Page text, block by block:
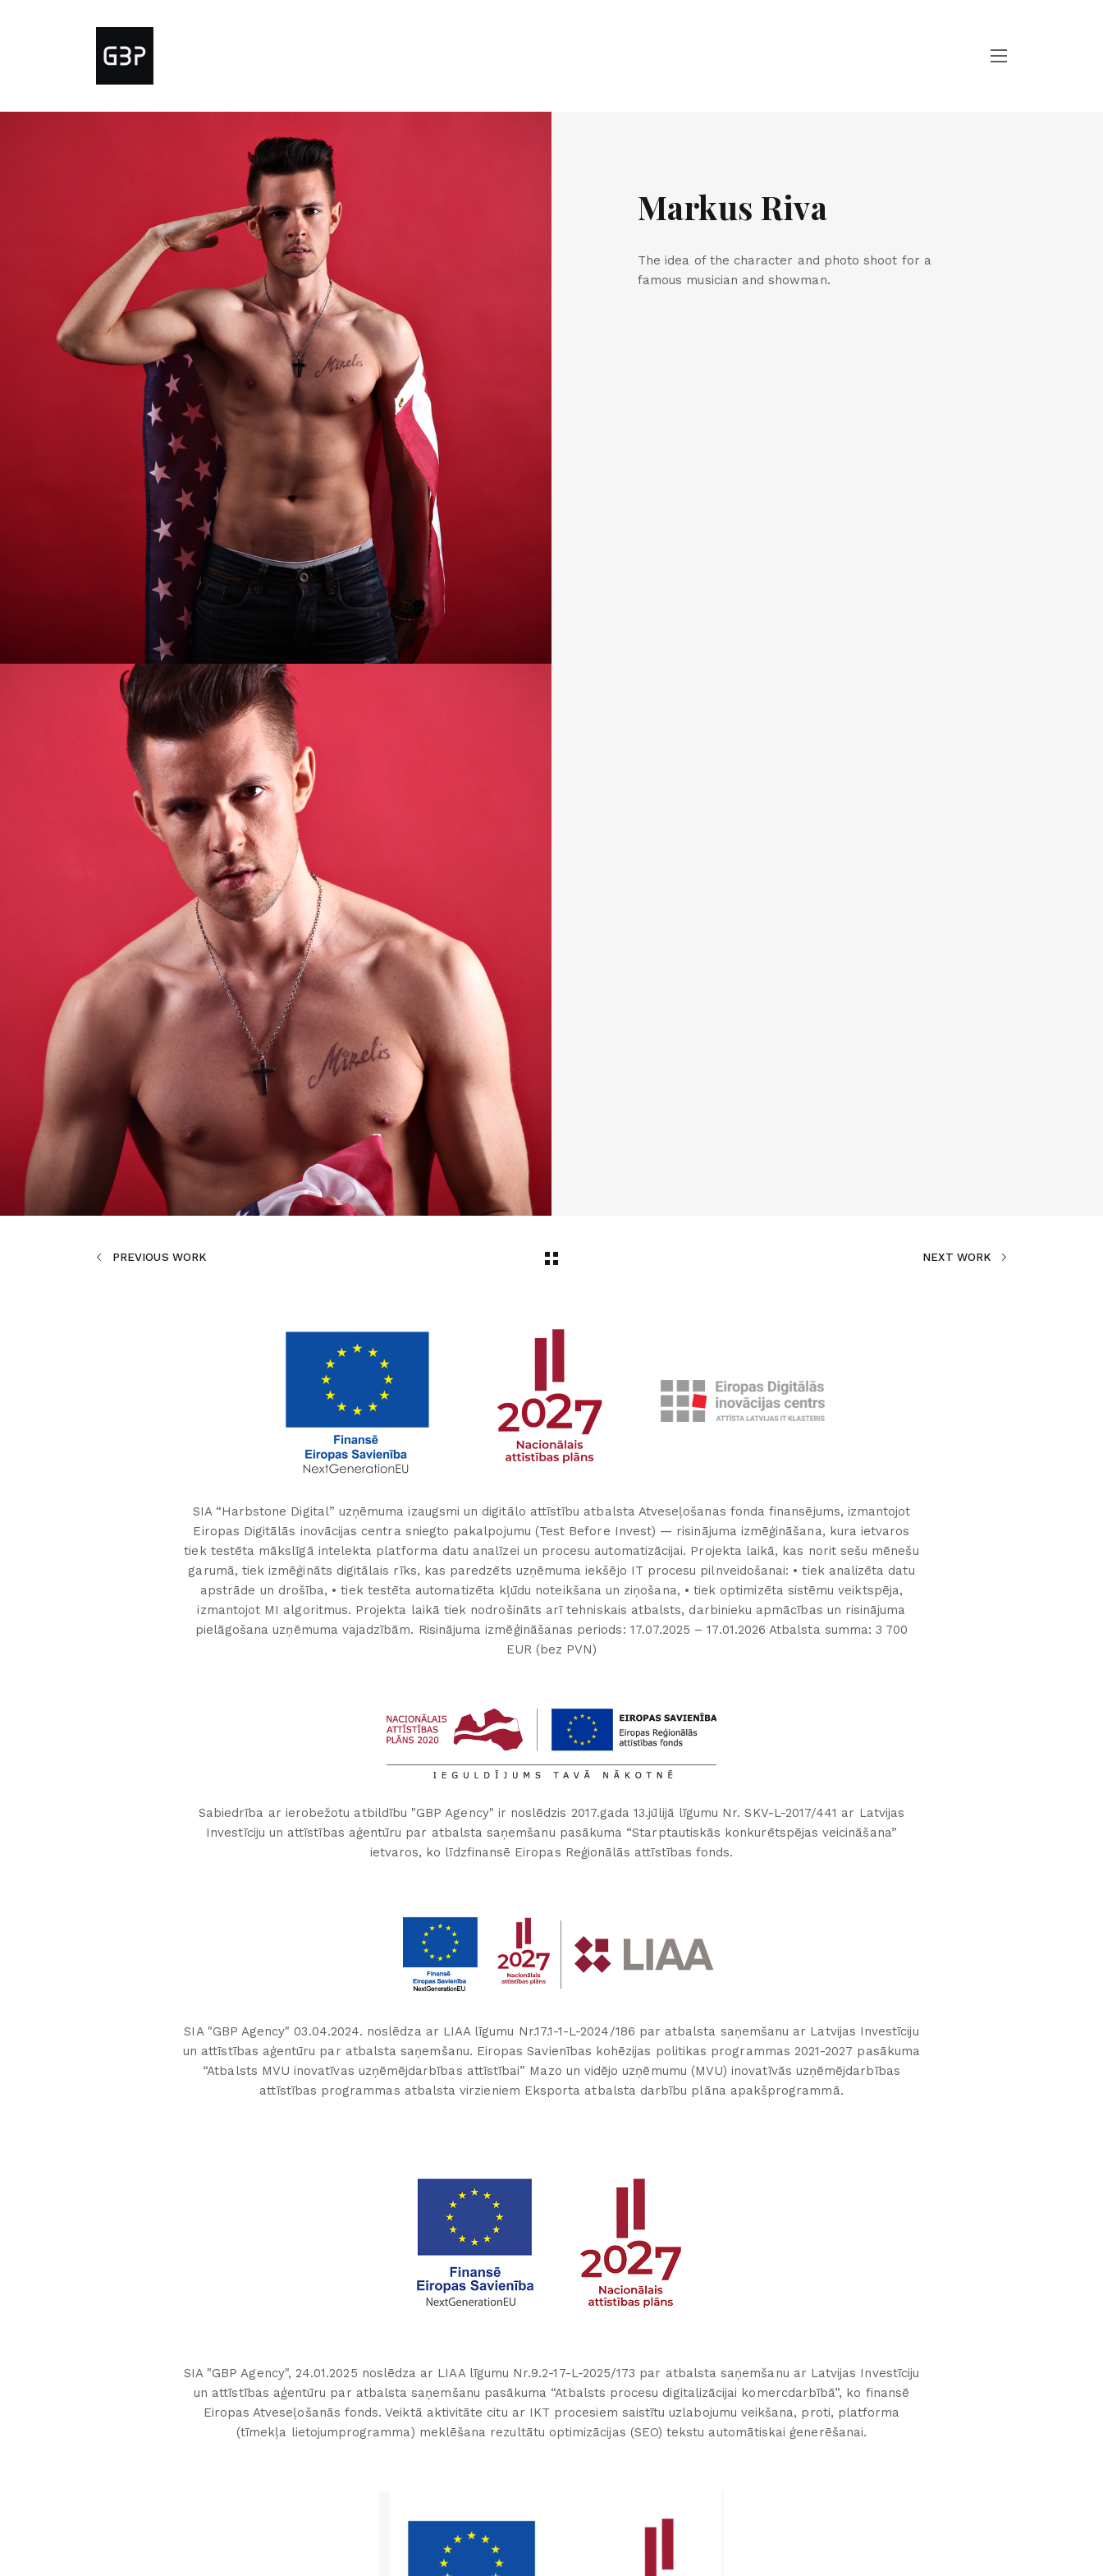
Markus Riva
The idea of the character and photo shoot for a
famous musician and showman.
PREVIOUS WORK NEXT WORK
SIA “Harbstone Digital” uzņēmuma izaugsmi un digitālo attīstību atbalsta Atveseļošanas fonda finansējums, izmantojot
Eiropas Digitālās inovācijas centra sniegto pakalpojumu (Test Before Invest) — risinājuma izmēģināšana, kura ietvaros
tiek testēta mākslīgā intelekta platforma datu analīzei un procesu automatizācijai. Projekta laikā, kas norit sešu mēnešu
garumā, tiek izmēģināts digitālais rīks, kas paredzēts uzņēmuma iekšējo IT procesu pilnveidošanai: • tiek analizēta datu
apstrāde un drošība, • tiek testēta automatizēta kļūdu noteikšana un ziņošana, • tiek optimizēta sistēmu veiktspēja,
izmantojot MI algoritmus. Projekta laikā tiek nodrošināts arī tehniskais atbalsts, darbinieku apmācības un risinājuma
pielāgošana uzņēmuma vajadzībām. Risinājuma izmēģināšanas periods: 17.07.2025 – 17.01.2026 Atbalsta summa: 3 700
EUR (bez PVN)
Sabiedrība ar ierobežotu atbildību "GBP Agency" ir noslēdzis 2017.gada 13.jūlijā līgumu Nr. SKV-L-2017/441 ar Latvijas
Investīciju un attīstības aģentūru par atbalsta saņemšanu pasākuma “Starptautiskās konkurētspējas veicināšana”
ietvaros, ko līdzfinansē Eiropas Reģionālās attīstības fonds.
SIA "GBP Agency" 03.04.2024. noslēdza ar LIAA līgumu Nr.17.1-1-L-2024/186 par atbalsta saņemšanu ar Latvijas Investīciju
un attīstības aģentūru par atbalsta saņemšanu. Eiropas Savienības kohēzijas politikas programmas 2021-2027 pasākuma
“Atbalsts MVU inovatīvas uzņēmējdarbības attīstībai” Mazo un vidējo uzņēmumu (MVU) inovatīvās uzņēmējdarbības
attīstības programmas atbalsta virzieniem Eksporta atbalsta darbību plāna apakšprogrammā.
SIA "GBP Agency", 24.01.2025 noslēdza ar LIAA līgumu Nr.9.2-17-L-2025/173 par atbalsta saņemšanu ar Latvijas Investīciju
un attīstības aģentūru par atbalsta saņemšanu pasākuma “Atbalsts procesu digitalizācijai komercdarbībā”, ko finansē
Eiropas Atveseļošanās fonds. Veiktā aktivitāte citu ar IKT procesiem saistītu uzlabojumu veikšana, proti, platforma
(tīmekļa lietojumprogramma) meklēšana rezultātu optimizācijas (SEO) tekstu automātiskai ģenerēšanai.